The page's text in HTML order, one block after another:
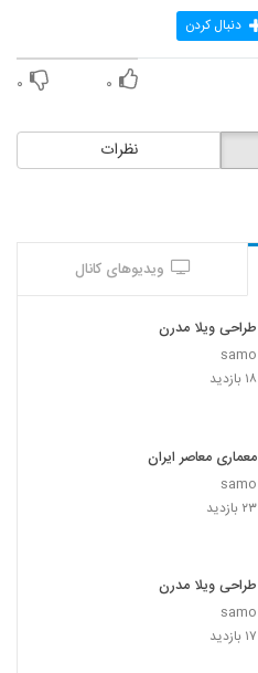
دنبال کردن
۰ ۰
نظرات
ویدیوهای کانال
طراحی ویلا مدرن
samo
۱۸ بازدید
معماری معاصر ایران
samo
۲۳ بازدید
طراحی ویلا مدرن
samo
۱۷ بازدید